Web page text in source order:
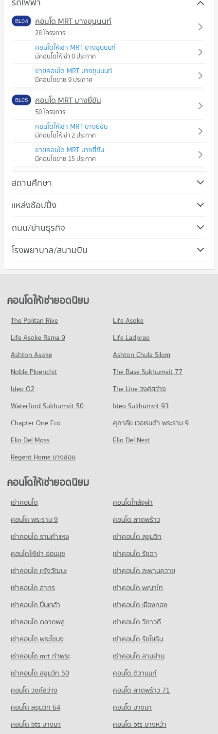
BL04 คอนโด MRT บางขุนนนท์
28 โครงการ
คอนโดให้เช่า MRT บางขุนนนท์
มีคอนโดให้เช่า 0 ประกาศ
ขายคอนโด MRT บางขุนนนท์
มีคอนโดขาย 9 ประกาศ
BL05 คอนโด MRT บางยี่ขัน
50 โครงการ
คอนโดให้เช่า MRT บางยี่ขัน
มีคอนโดให้เช่า 2 ประกาศ
ขายคอนโด MRT บางยี่ขัน
มีคอนโดขาย 15 ประกาศ
สถานศึกษา
คอนโด วิทยาลัยอาชีวศึกษาธนบุรี
คอนโดให้เช่า วิทยาลัยอาชีวศึกษาธนบุรี
ขายคอนโด วิทยาลัยอาชีวศึกษาธนบุรี
377 โครงการ
คอนโดให้เช่า วิทยาลัยพณิชยการธนบุรี
มีคอนโดให้เช่า 114 ประกาศ
มีคอนโดขาย 294 ประกาศ
คอนโด ม.สวนดุสิต
374 โครงการ
คอนโดให้เช่า ม.สวนดุสิต
มีคอนโดให้เช่า 85 ประกาศ
ขายคอนโด ม.สวนดุสิต
มีคอนโดขาย 140 ประกาศ
คอนโด วิทยาลัยนาฏศิลปกรุงเทพ
มีคอนโดให้เช่า 38 ประกาศ
ขายคอนโด วิทยาลัยนาฏศิลปกรุงเทพ
มีคอนโดขาย 51 ประกาศ
คอนโด รร.เซนต์ฟรังซิสซาเวียร์คอนแวนต์
มีคอนโดให้เช่า 64 ประกาศ
ขายคอนโด รร.เซนต์ฟรังซิสซาเวียร์คอนแวนต์
มีคอนโดขาย 102 ประกาศ
แหล่งช้อปปิ้ง
คอนโด เซ็นทรัล ปิ่นเกล้า
คอนโดให้เช่า เซ็นทรัล ปิ่นเกล้า
คอนโด เมเจอร์ ซีนีเพล็กซ์ ปิ่นเกล้า
มีคอนโดให้เช่า 93 ประกาศ
ขายคอนโด เมเจอร์ ซีนีเพล็กซ์ ปิ่นเกล้า
58 โครงการ
คอนโดให้เช่า ตลาดบางกอกน้อย
มีคอนโดขาย 17 ประกาศ
คอนโด ตลาดท่าพระจันทร์
คอนโดให้เช่า ตลาดท่าพระจันทร์
มีคอนโดให้เช่า 106 ประกาศ
มีคอนโดขาย 172 ประกาศ
คอนโด ตลาดเทเวศร์
83 โครงการ
คอนโดให้เช่า ตลาดเทเวศร์
มีคอนโดให้เช่า 44 ประกาศ
ขายคอนโด ตลาดเทเวศร์
มีคอนโดขาย 46 ประกาศ
คอนโด เทสโก้โลตัส จรัญสนิทวงศ์
คอนโดให้เช่า เทสโก้โลตัส จรัญสนิทวงศ์
มีคอนโดให้เช่า 65 ประกาศ
ขายคอนโด เทสโก้โลตัส จรัญสนิทวงศ์
มีคอนโดขาย 141 ประกาศ
155 โครงการ
คอนโดให้เช่า แม็คโคร จรัญสนิทวงศ์
ถนน/ย่านธุรกิจ
คอนโด เขตบางกอกน้อย
คอนโดให้เช่า เขตบางกอกน้อย
ขายคอนโด เขตบางกอกน้อย
มีคอนโดขาย 28 ประกาศ
คอนโด ถนนบางขุนนนท์
38 โครงการ
คอนโดให้เช่า ถนนบางขุนนนท์
มีคอนโดให้เช่า 1 ประกาศ
ขายคอนโด ถนนบางขุนนนท์
มีคอนโดขาย 10 ประกาศ
คอนโด ถนนจรัญสนิทวงศ์
มีคอนโดให้เช่า 18 ประกาศ
ขายคอนโด ถนนจรัญสนิทวงศ์
มีคอนโดขาย 63 ประกาศ
คอนโด ปิ่นเกล้า
มีคอนโดให้เช่า 2 ประกาศ
ขายคอนโด ปิ่นเกล้า
มีคอนโดขาย 18 ประกาศ
249 โครงการ
คอนโดให้เช่า ตั้งฮั่วเส็ง(ธนบุรี)
มีคอนโดขาย 215 ประกาศ
คอนโด ตั้งฮั่วเส็ง(บางลำภู)
77 โครงการ
คอนโดให้เช่า ตั้งฮั่วเส็ง(บางลำภู)
มีคอนโดให้เช่า 39 ประกาศ
ขายคอนโด ตั้งฮั่วเส็ง(บางลำภู)
คอนโด บางลำภู(บางลำภู)
โรงพยาบาล/สนามบิน
คอนโด รพ.ศิริราช
คอนโดให้เช่า รพ.ศิริราช
มีคอนโดให้เช่า 41 ประกาศ
ขายคอนโด รพ.ศิริราช
121 โครงการ
คอนโดให้เช่า รพ.ธนบุรี
มีคอนโดขาย 73 ประกาศ
คอนโด รพ ศรีวิชัย 1
142 โครงการ
คอนโดให้เช่า รพ ศรีวิชัย 1
มีคอนโดให้เช่า 16 ประกาศ
ขายคอนโด รพ ศรีวิชัย 1
มีคอนโดขาย 76 ประกาศ
คอนโด รพ.ซังฮี้
152 โครงการ
คอนโดให้เช่า รพ.ซังฮี้
มีคอนโดให้เช่า 34 ประกาศ
ขายคอนโด รพ.ซังฮี้
มีคอนโดขาย 85 ประกาศ
คอนโดให้เช่ายอดนิยม
The Politan Rive
Life Asoke
Life Asoke Rama 9
Life Ladprao
Ashton Asoke
Ashton Chula Silom
Noble Ploenchit
The Base Sukhumvit 77
Ideo O2
The Line วงศ์สว่าง
Waterford Sukhumvit 50
Ideo Sukhumvit 93
Chapter One Eco
ศุภาลัย เวอเรนด้า พระราม 9
Elio Del Moss
Elio Del Nest
Regent Home บางซ่อน
คอนโดให้เช่ายอดนิยม
เช่าคอนโด
คอนโดใกล้จุฬา
คอนโด พระราม 9
คอนโด ลาดพร้าว
เช่าคอนโด รามคําแหง
เช่าคอนโด สุขุมวิท
คอนโดให้เช่า อ่อนนุช
เช่าคอนโด รัชดา
เช่าคอนโด แจ้งวัฒนะ
เช่าคอนโด สะพานควาย
เช่าคอนโด สาทร
เช่าคอนโด พญาไท
เช่าคอนโด ปิ่นเกล้า
เช่าคอนโด เมืองทอง
เช่าคอนโด ตลาดพลู
เช่าคอนโด วิภาวดี
เช่าคอนโด พระโขนง
เช่าคอนโด รัชโยธิน
เช่าคอนโด mrt ท่าพระ
เช่าคอนโด สามย่าน
เช่าคอนโด สุขุมวิท 50
คอนโด ติวานนท์
คอนโด วงศ์สว่าง
คอนโด ลาดพร้าว 71
คอนโด สุขุมวิท 64
คอนโด บางนา
คอนโด bts บางนา
คอนโด bts บางหว้า